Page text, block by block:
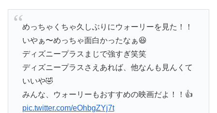
めっちゃくちゃ久しぶりにウォーリーを見た！！
いやぁ〜めっちゃ面白かったなぁ😆
ディズニープラスまじで強すぎ笑笑
ディズニープラスさえあれば、他なんも見んくて
いいや🤣
みんな、ウォーリーもおすすめの映画だよ！！👍
pic.twitter.com/eOhbgZYj7t